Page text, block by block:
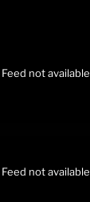
Feed not available
Feed not available